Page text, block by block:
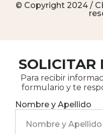
© Copyright 2024 /
SOLICITAR
Para recibir
formulario y te
Nombre y Apellido